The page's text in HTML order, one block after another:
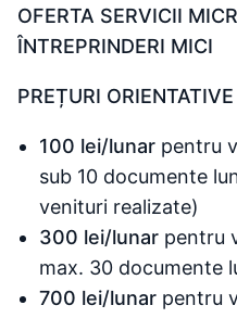
OFERTA SERVICII
ÎNTREPRINDERI MICI
PREȚURI ORIENTATIVE
100 lei/lunar pentru
sub 10 documente
venituri realizate)
300 lei/lunar pentru
max. 30 documente
700 lei/lunar pentru